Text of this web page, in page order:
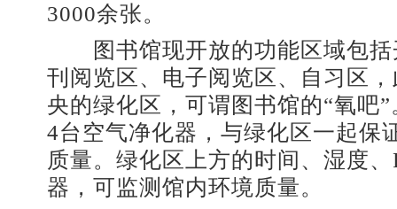
3000余张。
图书馆现开放的功能区域包括
刊阅览区、电子阅览区、自习区
央的绿化区，可谓图书馆的“氧吧
4台空气净化器，与绿化区一起保
质量。绿化区上方的时间、湿度
器，可监测馆内环境质量。